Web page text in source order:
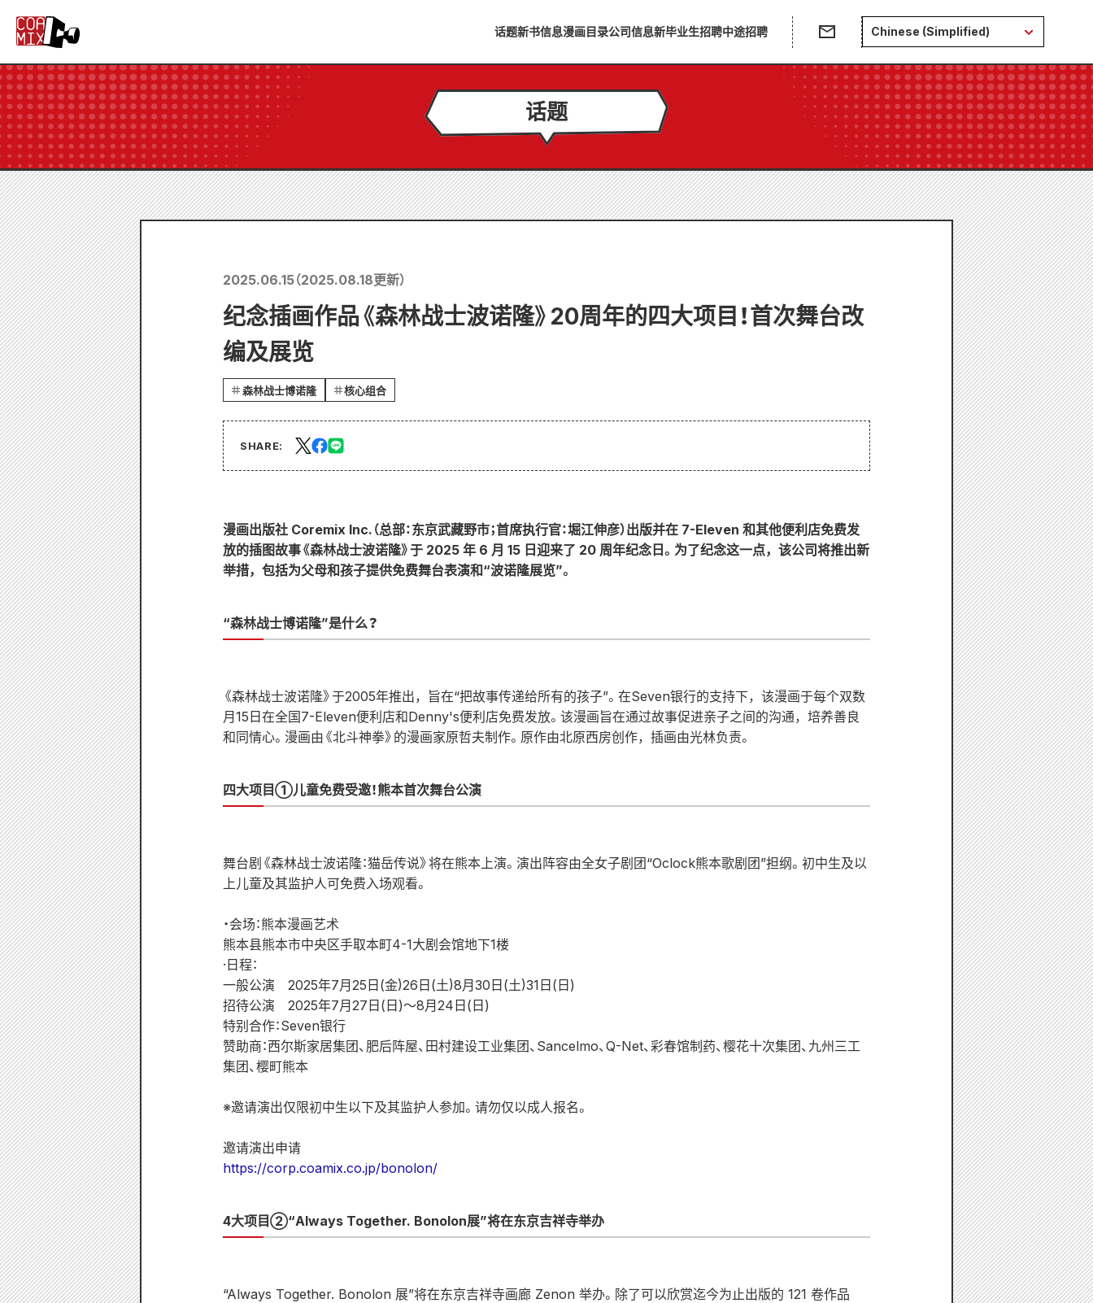
话题新书信息漫画目录公司信息新毕业生招聘中途招聘 Chinese (Simplified)
话题
2025.06.15（2025.08.18更新）
纪念插画作品《森林战士波诺隆》20周年的四大项目！首次舞台改
编及展览
森林战士博诺隆 核心组合
SHARE:
漫画出版社 Coremix Inc.（总部：东京武藏野市；首席执行官：堀江伸彦）出版并在 7-Eleven 和其他便利店免费发
放的插图故事《森林战士波诺隆》于 2025 年 6 月 15 日迎来了 20 周年纪念日。为了纪念这一点，该公司将推出新
举措，包括为父母和孩子提供免费舞台表演和“波诺隆展览”。
“森林战士博诺隆”是什么？
《森林战士波诺隆》于2005年推出，旨在“把故事传递给所有的孩子”。在Seven银行的支持下，该漫画于每个双数
月15日在全国7-Eleven便利店和Denny's便利店免费发放。该漫画旨在通过故事促进亲子之间的沟通，培养善良
和同情心。漫画由《北斗神拳》的漫画家原哲夫制作。原作由北原西房创作，插画由光林负责。
四大项目①儿童免费受邀！熊本首次舞台公演
舞台剧《森林战士波诺隆：猫岳传说》将在熊本上演。演出阵容由全女子剧团“Oclock熊本歌剧团”担纲。初中生及以
上儿童及其监护人可免费入场观看。
・会场：熊本漫画艺术
熊本县熊本市中央区手取本町4-1大剧会馆地下1楼
·日程：
一般公演 2025年7月25日(金)26日(土)8月30日(土)31日(日)
招待公演 2025年7月27日(日)〜8月24日(日)
特别合作：Seven银行
赞助商：西尔斯家居集团、肥后阵屋、田村建设工业集团、Sancelmo、Q-Net、彩春馆制药、樱花十次集团、九州三工
集团、樱町熊本
※邀请演出仅限初中生以下及其监护人参加。请勿仅以成人报名。
邀请演出申请
https://corp.coamix.co.jp/bonolon/
4大项目②“Always Together. Bonolon展”将在东京吉祥寺举办
“Always Together. Bonolon 展”将在东京吉祥寺画廊 Zenon 举办。除了可以欣赏迄今为止出版的 121 卷作品